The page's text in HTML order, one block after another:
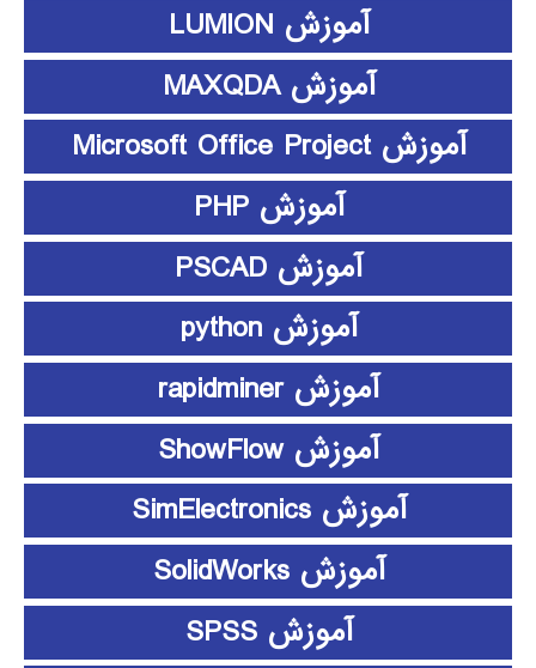
آموزش LUMION
آموزش MAXQDA
آموزش Microsoft Office Project
آموزش PHP
آموزش PSCAD
آموزش python
آموزش rapidminer
آموزش ShowFlow
آموزش SimElectronics
آموزش SolidWorks
آموزش SPSS